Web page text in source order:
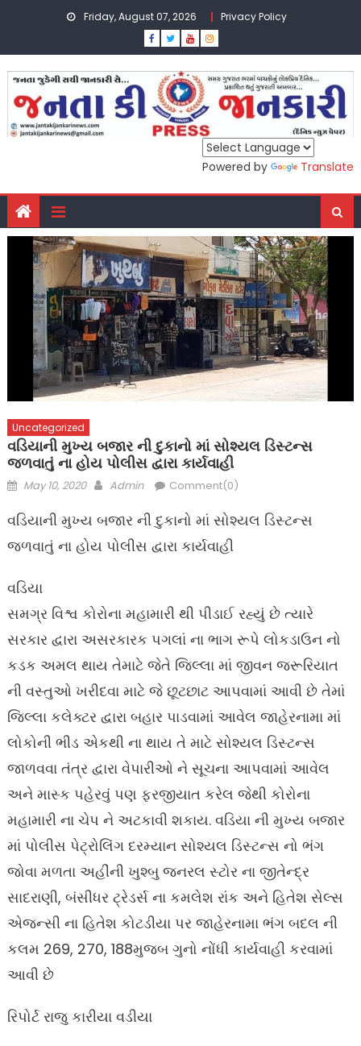
Friday, August 07, 2026 Privacy Policy
Powered by Translate
Uncategorized
વડિયાની મુખ્ય બજાર ની દુકાનો માં સોશ્યલ ડિસ્ટન્સ
જળવાતું ના હોય પોલીસ દ્વારા કાર્યવાહી
Posted
May 10, 2020 Author
Admin Comment(0)
વડિયાની મુખ્ય બજાર ની દુકાનો માં સોશ્યલ ડિસ્ટન્સ
જળવાતું ના હોય પોલીસ દ્વારા કાર્યવાહી
વડિયા
સમગ્ર વિશ્વ કોરોના મહામારી થી પીડાઈ રહ્યું છે ત્યારે
સરકાર દ્વારા અસરકારક પગલાં ના ભાગ રૂપે લોકડાઉન નો
કડક અમલ થાય તેમાટે જેતે જિલ્લા માં જીવન જરૂરિયાત
ની વસ્તુઓ ખરીદવા માટે જે છૂટછાટ આપવામાં આવી છે તેમાં
જિલ્લા કલેક્ટર દ્વારા બહાર પાડવામાં આવેલ જાહેરનામા માં
લોકોની ભીડ એકથી ના થાય તે માટે સોશ્યલ ડિસ્ટન્સ
જાળવવા તંત્ર દ્વારા વેપારીઓ ને સૂચના આપવામાં આવેલ
અને માસ્ક પહેરવું પણ ફરજીયાત કરેલ જેથી કોરોના
મહામારી ના ચેપ ને અટકાવી શકાય. વડિયા ની મુખ્ય બજાર
માં પોલીસ પેટ્રોલિંગ દરમ્યાન સોશ્યલ ડિસ્ટન્સ નો ભંગ
જોવા મળતા અહીંની ખુશ્બુ જનરલ સ્ટોર ના જીતેન્દ્ર
સાદરાણી, બંસીધર ટ્રેડર્સ ના કમલેશ રાંક અને હિતેશ સેલ્સ
એજન્સી ના હિતેશ કોટડીયા પર જાહેરનામા ભંગ બદલ ની
કલમ 269, 270, 188મુજબ ગુનો નોંધી કાર્યવાહી કરવામાં
આવી છે
રિપોર્ટ રાજુ કારીયા વડીયા